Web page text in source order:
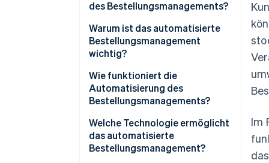
des Bestellungsmanagements?
Warum ist das automatisierte
Bestellungsmanagement
wichtig?
Wie funktioniert die
Automatisierung des
Bestellungsmanagements?
Welche Technologie ermöglicht
das automatisierte
Bestellungsmanagement?
Im